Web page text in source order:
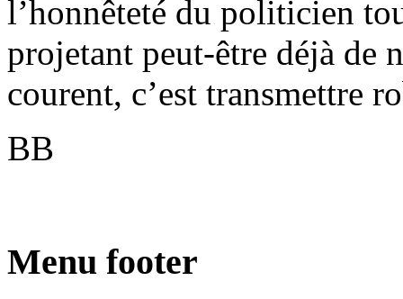
l’honnêteté du politicien
projetant peut-être déjà de
courent, c’est transmettre
BB
Menu footer